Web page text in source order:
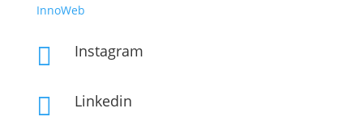
InnoWeb
 Instagram
 Linkedin